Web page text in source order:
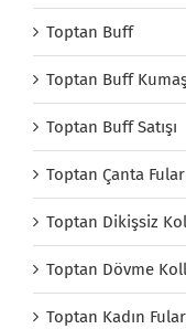
Toptan Buff
Toptan Buff
Toptan Buff Satışı
Toptan Çanta
Toptan Dikişsiz
Toptan Dövme
Toptan Kadın